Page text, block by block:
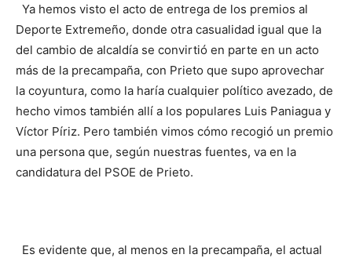
Ya hemos visto el acto de entrega de los premios al
Deporte Extremeño, donde otra casualidad igual que la
del cambio de alcaldía se convirtió en parte en un acto
más de la precampaña, con Prieto que supo aprovechar
la coyuntura, como la haría cualquier político avezado, de
hecho vimos también allí a los populares Luis Paniagua y
Víctor Píriz. Pero también vimos cómo recogió un premio
una persona que, según nuestras fuentes, va en la
candidatura del PSOE de Prieto.
Es evidente que, al menos en la precampaña, el actual